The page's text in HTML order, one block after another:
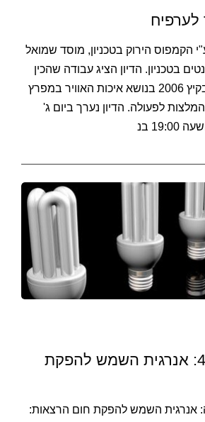
ע"י הקמפוס הירוק בטכניון, מוסד שמואל
בטכניון. הדיון הציג עבודה שהכין
מוסד שמואל נאמן בקיץ 2006 בנושא איכות האוויר במפרץ
לפעולה. הדיון נערך ביום ג'
פורום אנרגיה 4: אנרגית השמש להפקת
אנרגית השמש להפקת חום הרצאות: